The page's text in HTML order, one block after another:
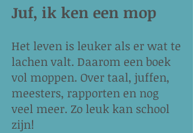
Juf, ik ken een mop
Het leven is leuker als er wat te
lachen valt. Daarom een boek
vol moppen. Over taal, juffen,
meesters, rapporten en nog
veel meer. Zo leuk kan school
zijn!